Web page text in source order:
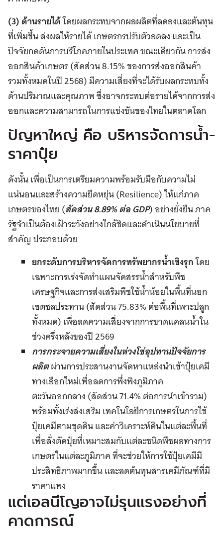
(3) ด้านรายได้โดยผลกระทบจากผลผลิตที่ลดลงและต้นทุน
ที่เพิ่มขึ้น ส่งผลให้รายได้ เกษตรกรปรับตัวลดลง และเป็น
ปัจจัยกดดันการบริโภคภายในประเทศ ขณะเดียวกัน การส่ง
ออกสินค้าเกษตร (สัดส่วน 8.15% ของการส่งออกสินค้า
รวมทั้งหมดในปี 2568) มีความเสี่ยงที่จะได้รับผลกระทบทั้ง
ด้านปริมาณและคุณภาพ ซึ่งอาจกระทบต่อรายได้จากการส่ง
ออกและความสามารถในการแข่งขันของไทยในตลาดโลก
ปัญหาใหญ่ คือ บริหารจัดการน้ำ-
ราคาปุ๋ย
ดังนั้น เพื่อเป็นการเตรียมความพร้อมรับมือกับความไม่
แน่นอนและสร้างความยืดหยุ่น (Resilience) ให้แก่ภาค
เกษตรของไทย (สัดส่วน 8.89% ต่อ GDP) อย่างยั่งยืน ภาค
รัฐจำเป็นต้องเฝ้าระวังอย่างใกล้ชิดและดำเนินนโยบายที่
สำคัญ ประกอบด้วย
ยกระดับการบริหารจัดการทรัพยากรน้ำเชิงรุกโดย
เฉพาะการเร่งจัดทำแผนจัดสรรน้ำสำหรับพืช
เศรษฐกิจและการส่งเสริมพืชใช้น้ำน้อยในพื้นที่นอก
เขตชลประทาน (สัดส่วน 75.83% ต่อพื้นที่เพาะปลูก
ทั้งหมด) เพื่อลดความเสี่ยงจากการขาดแคลนน้ำใน
ช่วงครึ่งหลังของปี 2569
การกระจายความเสี่ยงในห่วงโซ่อุปทานปัจจัยการ
ผลิตผ่านการประสานงานจัดหาแหล่งนำเข้าปุ๋ยเคมี
ทางเลือกใหม่เพื่อลดการพึ่งพิงภูมิภาค
ตะวันออกกลาง (สัดส่วน 71.4% ต่อการนำเข้ารวม)
พร้อมทั้งเร่งส่งเสริม เทคโนโลยีการเกษตรในการใช้
ปุ๋ยเคมีตามชุดดิน และค่าวิเคราะห์ดินในแต่ละพื้นที่
เพื่อสั่งตัดปุ๋ยที่เหมาะสมกับแต่ละชนิดพืชผลทางการ
เกษตรในแต่ละภูมิภาค ที่จะช่วยให้การใช้ปุ๋ยเคมีมี
ประสิทธิภาพมากขึ้น และลดต้นทุนสารเคมีภัณฑ์ที่มี
ราคาแพง
แต่เอลนีโญอาจไม่รุนแรงอย่างที่
คาดการณ์